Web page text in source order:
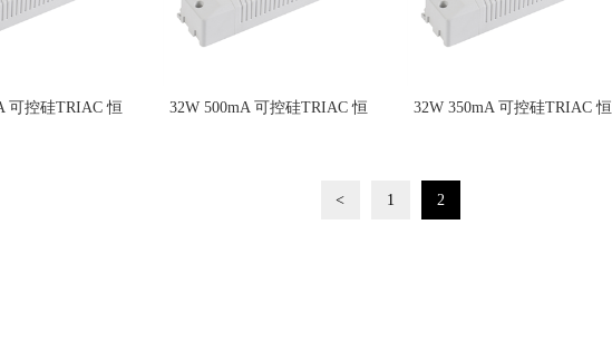
可控硅TRIAC 恒 32W 500mA 可控硅TRIAC 恒 32W 350mA 可控硅TRIAC 恒
< 1 2